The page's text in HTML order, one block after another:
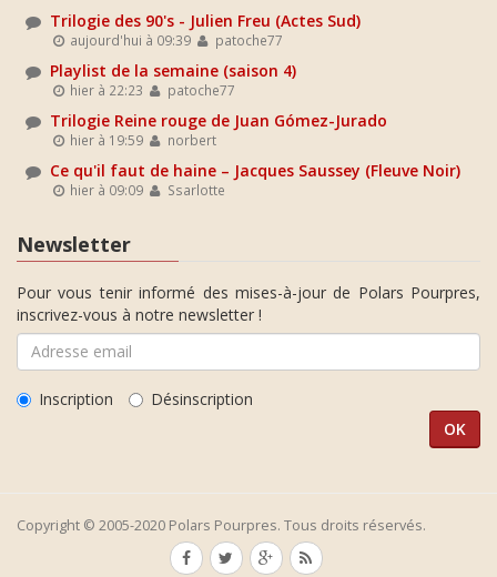
Trilogie des 90's - Julien Freu (Actes Sud)
aujourd'hui à 09:39 patoche77
Playlist de la semaine (saison 4)
hier à 22:23 patoche77
Trilogie Reine rouge de Juan Gómez-Jurado
hier à 19:59 norbert
Ce qu'il faut de haine – Jacques Saussey (Fleuve Noir)
hier à 09:09 Ssarlotte
Newsletter
Pour vous tenir informé des mises-à-jour de Polars Pourpres,
inscrivez-vous à notre newsletter !
Inscription Désinscription
Copyright © 2005-2020 Polars Pourpres. Tous droits réservés.